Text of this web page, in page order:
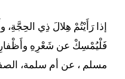
إذا رَأَيْتُمْ هِلالَ ذِي
فَلْيُمْسِكْ عن شَعْرِهِ
مسلم ، عن أم سلمة، الصفحة أو